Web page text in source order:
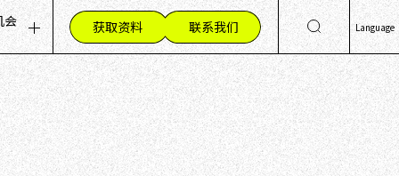
会
位（招聘信息）
的重视
境
声
获取资料 联系我们 Language
日
简
繁